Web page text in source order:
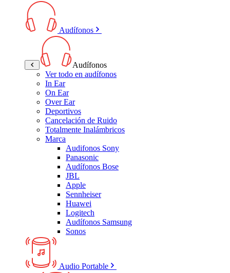
Audífonos
Audífonos
Ver todo en audífonos
In Ear
On Ear
Over Ear
Deportivos
Cancelación de Ruido
Totalmente Inalámbricos
Marca
Audifonos Sony
Panasonic
Audífonos Bose
JBL
Apple
Sennheiser
Huawei
Logitech
Audífonos Samsung
Sonos
Audio Portable